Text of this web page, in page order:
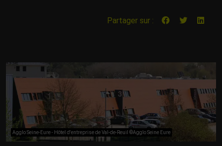
Partager sur :
Agglo Seine-Eure - Hôtel d'entreprise de Val-de-Reuil ©Agglo Seine Eure